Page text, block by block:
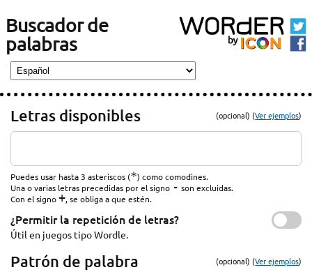
Buscador de
palabras
Letras disponibles (opcional) (Ver ejemplos)
Puedes usar hasta 3 asteriscos (*) como comodines.
Una o varias letras precedidas por el signo - son excluidas.
Con el signo+, se obliga a que estén.
¿Permitir la repetición de letras?
Útil en juegos tipo Wordle.
Patrón de palabra (opcional) (Ver ejemplos)